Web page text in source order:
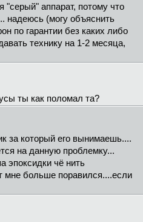
"серый" аппарат, потому что
надеюсь (могу объяснить
по гарантии без каких либо
технику на 1-2 месяца,
ты как поломал та?
за который его вынимаешь....
на данную проблемку...
эпоксидки чё нить
мне больше поравился....если